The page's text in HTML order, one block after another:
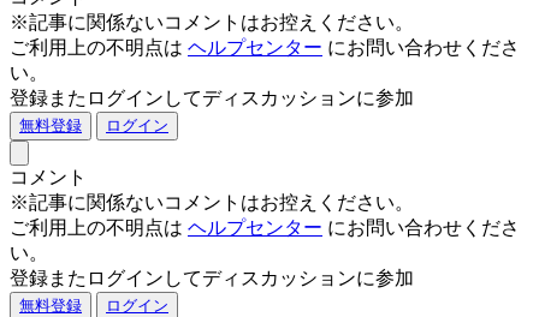
※記事に関係ないコメントはお控えください。
ご利用上の不明点は ヘルプセンター にお問い合わせくださ
い。
登録またログインしてディスカッションに参加
無料登録 ログイン
コメント
※記事に関係ないコメントはお控えください。
ご利用上の不明点は ヘルプセンター にお問い合わせくださ
い。
登録またログインしてディスカッションに参加
無料登録 ログイン